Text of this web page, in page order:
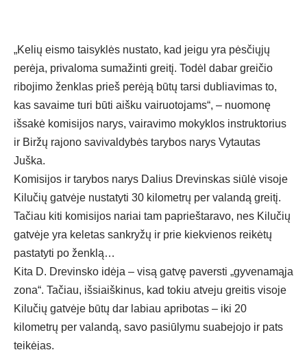
„Kelių eismo taisyklės nustato, kad jeigu yra pėsčiųjų
perėja, privaloma sumažinti greitį. Todėl dabar greičio
ribojimo ženklas prieš perėją būtų tarsi dubliavimas to,
kas savaime turi būti aišku vairuotojams“, – nuomonę
išsakė komisijos narys, vairavimo mokyklos instruktorius
ir Biržų rajono savivaldybės tarybos narys Vytautas
Juška.
Komisijos ir tarybos narys Dalius Drevinskas siūlė visoje
Kilučių gatvėje nustatyti 30 kilometrų per valandą greitį.
Tačiau kiti komisijos nariai tam paprieštaravo, nes Kilučių
gatvėje yra keletas sankryžų ir prie kiekvienos reikėtų
pastatyti po ženklą…
Kita D. Drevinsko idėja – visą gatvę paversti „gyvenamąja
zona“. Tačiau, išsiaiškinus, kad tokiu atveju greitis visoje
Kilučių gatvėje būtų dar labiau apribotas – iki 20
kilometrų per valandą, savo pasiūlymu suabejojo ir pats
teikėjas.